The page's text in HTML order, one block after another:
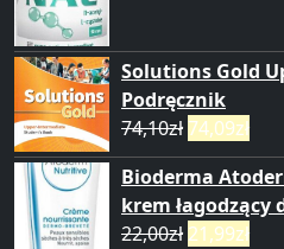
Solutions Gold
Podręcznik
74,10zł 74,09zł
Bioderma
krem łagodzący
22,00zł 21,99zł